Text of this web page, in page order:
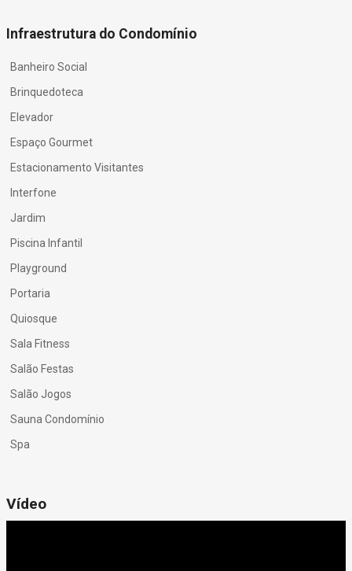
Infraestrutura do Condomínio
Banheiro Social
Brinquedoteca
Elevador
Espaço Gourmet
Estacionamento Visitantes
Interfone
Jardim
Piscina Infantil
Playground
Portaria
Quiosque
Sala Fitness
Salão Festas
Salão Jogos
Sauna Condomínio
Spa
Vídeo